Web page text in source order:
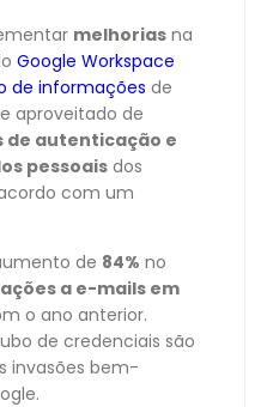
melhorias na
Google Workspace
de informações de
aproveitado de
de autenticação e
pessoais dos
com um
de 84% no
a e-mails em
o ano anterior.
de credenciais são
invasões bem-